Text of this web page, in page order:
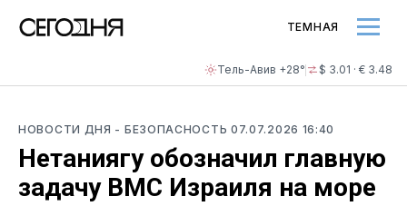
Тель-Авив +28° $ 3.01 · € 3.48
ТЕМНАЯ
НОВОСТИ ДНЯ - БЕЗОПАСНОСТЬ 07.07.2026 16:40
Нетаниягу обозначил главную
задачу ВМС Израиля на море